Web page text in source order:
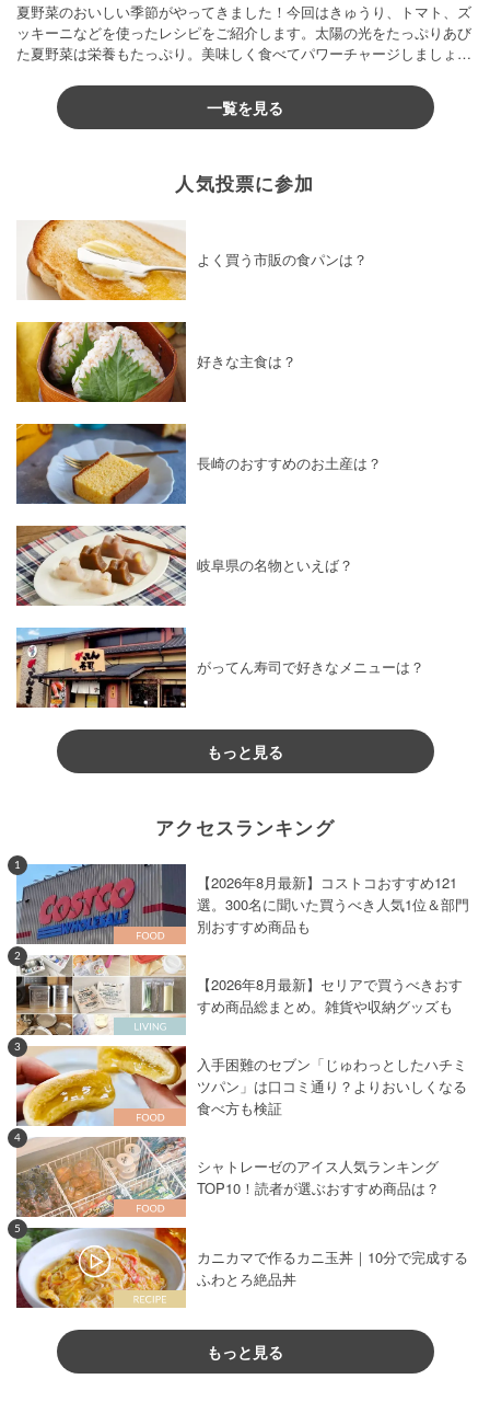
夏野菜のおいしい季節がやってきました！今回はきゅうり、トマト、ズ
ッキーニなどを使ったレシピをご紹介します。太陽の光をたっぷりあび
た夏野菜は栄養もたっぷり。美味しく食べてパワーチャージしましょう
一覧を見る
人気投票に参加
よく買う市販の食パンは？
好きな主食は？
長崎のおすすめのお土産は？
岐阜県の名物といえば？
がってん寿司で好きなメニューは？
もっと見る
アクセスランキング
1
【2026年8月最新】コストコおすすめ121
選。300名に聞いた買うべき人気1位＆部門
別おすすめ商品も
2
【2026年8月最新】セリアで買うべきおす
すめ商品総まとめ。雑貨や収納グッズも
3
入手困難のセブン「じゅわっとしたハチミ
ツパン」は口コミ通り？よりおいしくなる
食べ方も検証
4
シャトレーゼのアイス人気ランキング
TOP10！読者が選ぶおすすめ商品は？
5
カニカマで作るカニ玉丼｜10分で完成する
ふわとろ絶品丼
もっと見る